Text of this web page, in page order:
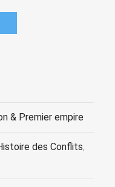
& Premier empire
des Conflits,